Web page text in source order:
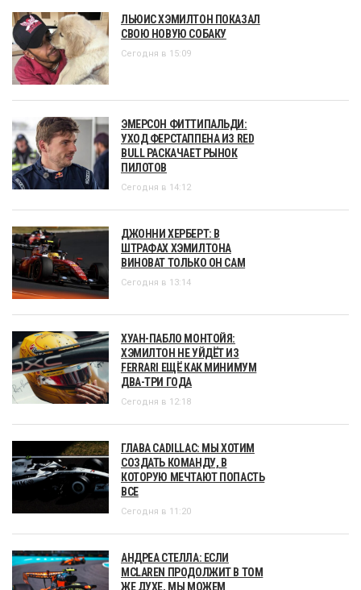
ЛЬЮИС ХЭМИЛТОН ПОКАЗАЛ
СВОЮ НОВУЮ СОБАКУ
Сегодня в 15:09
ЭМЕРСОН ФИТТИПАЛЬДИ:
УХОД ФЕРСТАППЕНА ИЗ RED
BULL РАСКАЧАЕТ РЫНОК
ПИЛОТОВ
Сегодня в 14:12
ДЖОННИ ХЕРБЕРТ: В
ШТРАФАХ ХЭМИЛТОНА
ВИНОВАТ ТОЛЬКО ОН САМ
Сегодня в 13:14
ХУАН-ПАБЛО МОНТОЙЯ:
ХЭМИЛТОН НЕ УЙДЁТ ИЗ
FERRARI ЕЩЁ КАК МИНИМУМ
ДВА-ТРИ ГОДА
Сегодня в 12:18
ГЛАВА CADILLAC: МЫ ХОТИМ
СОЗДАТЬ КОМАНДУ, В
КОТОРУЮ МЕЧТАЮТ ПОПАСТЬ
ВСЕ
Сегодня в 11:20
АНДРЕА СТЕЛЛА: ЕСЛИ
MCLAREN ПРОДОЛЖИТ В ТОМ
ЖЕ ДУХЕ, МЫ МОЖЕМ